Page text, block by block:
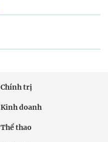
Chính trị
Kinh doanh
Thể thao